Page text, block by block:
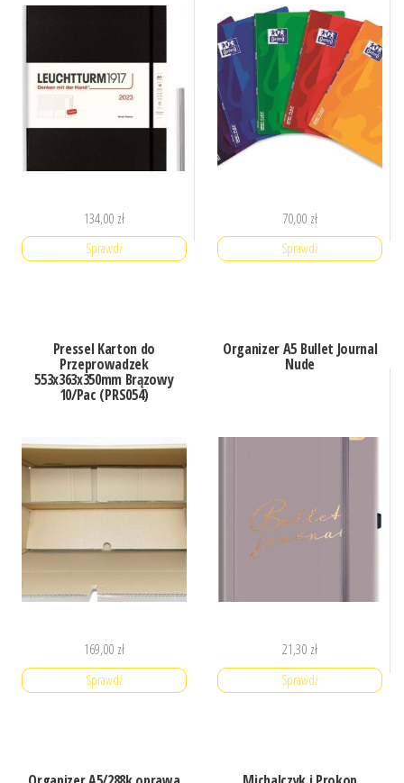
134,00 zł
Sprawdź
70,00 zł
Sprawdź
Pressel Karton do
Przeprowadzek
553x363x350mm Brązowy
10/Pac (PRS054)
169,00 zł
Sprawdź
Organizer A5 Bullet Journal
Nude
21,30 zł
Sprawdź